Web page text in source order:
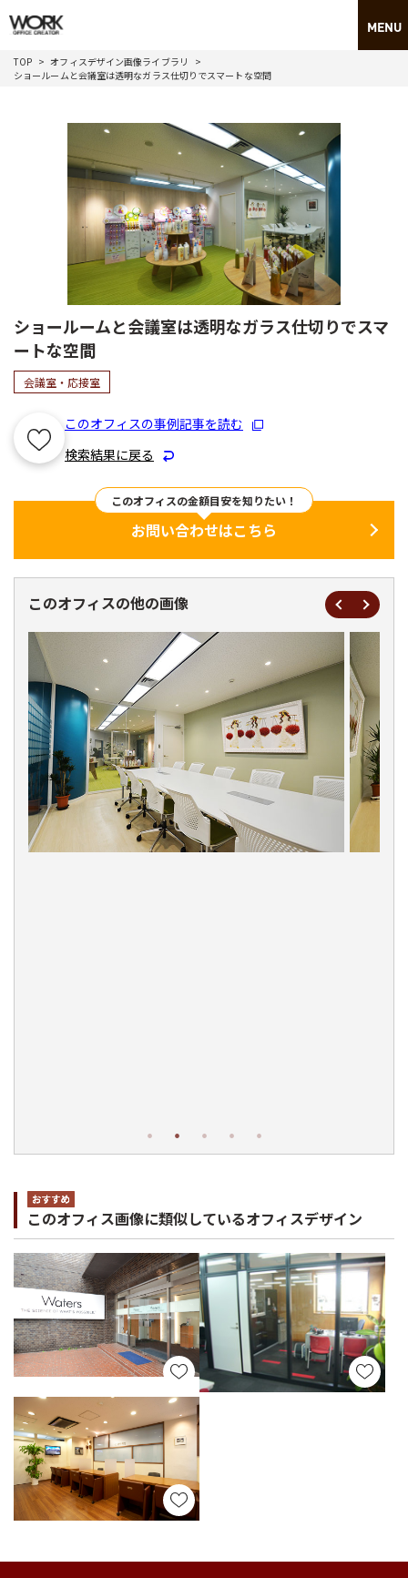
TOP
オフィスデザイン画像ライブラリ
ショールームと会議室は透明なガラス仕切りでスマートな空間
ショールームと会議室は透明なガラス仕切りでスマ
ートな空間
会議室・応接室
このオフィスの事例記事を読む
検索結果に戻る
このオフィスの金額目安を知りたい！
お問い合わせはこちら
このオフィスの他の画像
このオフィス画像に類似しているオフィスデザイン